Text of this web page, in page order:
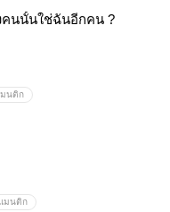
คนนั้นใช่ฉันอีกคน ?
มนติก
มนติก